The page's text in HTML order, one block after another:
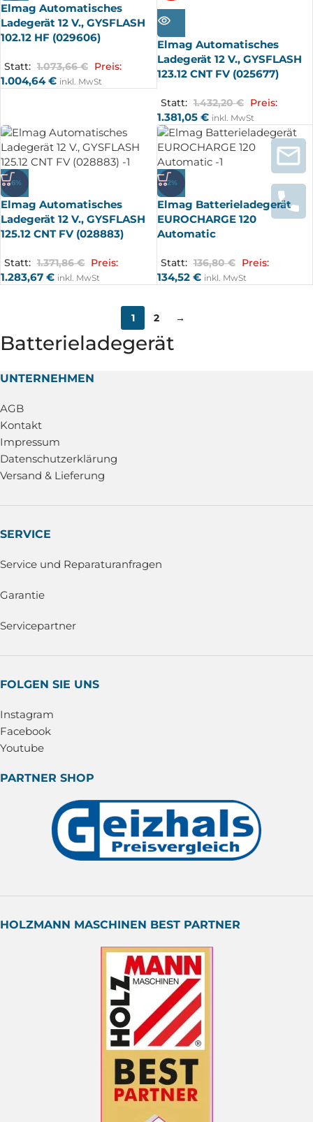
Elmag Automatisches
Ladegerät 12 V., GYSFLASH
102.12 HF (029606)
Statt: 1.073,66€ Preis:
1.004,64€ inkl. MwSt
AUSV
ERKA
UFT
Elmag Automatisches
Ladegerät 12 V., GYSFLASH
123.12 CNT FV (025677)
Statt: 1.432,20€ Preis:
1.381,05 € inkl. MwSt
-6%
Elmag Automatisches
Ladegerät 12 V., GYSFLASH
125.12 CNT FV (028883)
Statt: 1.371,86€ Preis:
1.283,67 € inkl. MwSt
-2%
Elmag Batterieladegerät
EUROCHARGE 120
Automatic
Statt: 136,80€ Preis:
134,52 € inkl. MwSt
1 2 →
Batterieladegerät
UNTERNEHMEN
AGB
Kontakt
Impressum
Datenschutzerklärung
Versand & Lieferung
SERVICE
Service und Reparaturanfragen
Garantie
Servicepartner
FOLGEN SIE UNS
Instagram
Facebook
Youtube
PARTNER SHOP
HOLZMANN MASCHINEN BEST PARTNER